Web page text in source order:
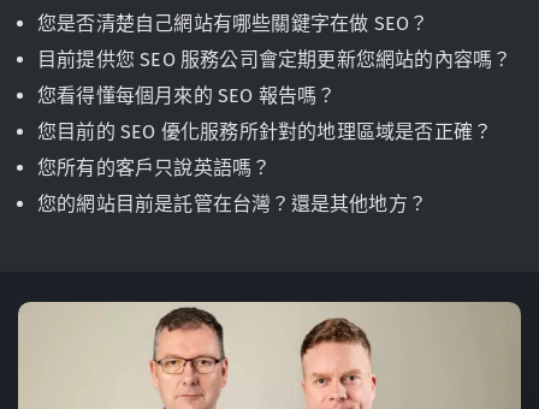
您是否清楚自己網站有哪些關鍵字在做 SEO？
目前提供您 SEO 服務公司會定期更新您網站的內容嗎？
您看得懂每個月來的 SEO 報告嗎？
您目前的 SEO 優化服務所針對的地理區域是否正確？
您所有的客戶只說英語嗎？
您的網站目前是託管在台灣？還是其他地方？